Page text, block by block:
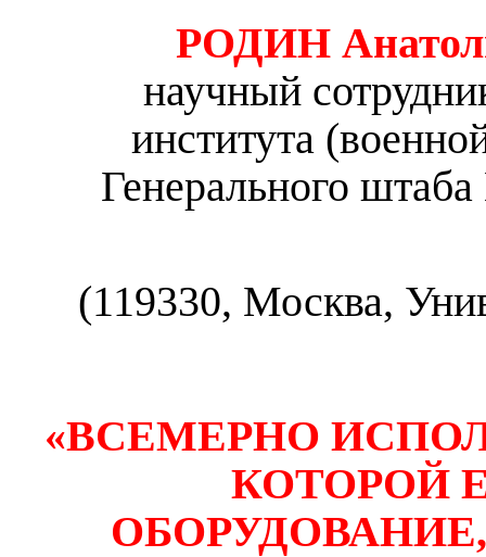
РОДИН
научный
института
Генерального
(119330, Москва,
«ВСЕМЕРНО
КОТОРОЙ